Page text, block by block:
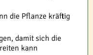
die Pflanze kräftig
damit sich die
kann